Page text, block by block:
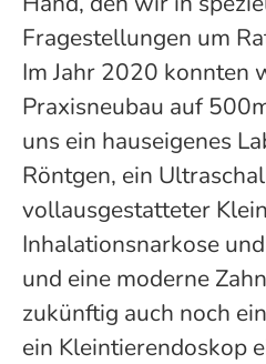
Fragestellungen um
Im Jahr 2020 konnten
Praxisneubau auf
uns ein hauseigenes
Röntgen, ein
vollausgestatteter
Inhalationsnarkose
und eine moderne
zukünftig auch noch
ein Kleintierendoskop